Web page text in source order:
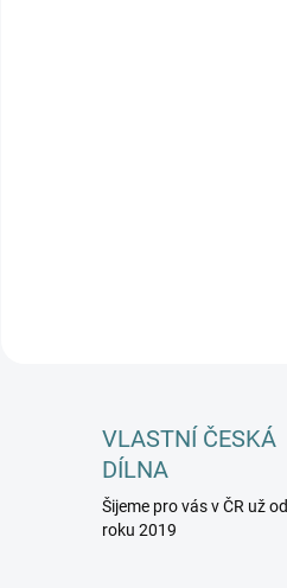
VLASTNÍ ČESKÁ
DÍLNA
Šijeme pro vás v ČR už od
roku 2019